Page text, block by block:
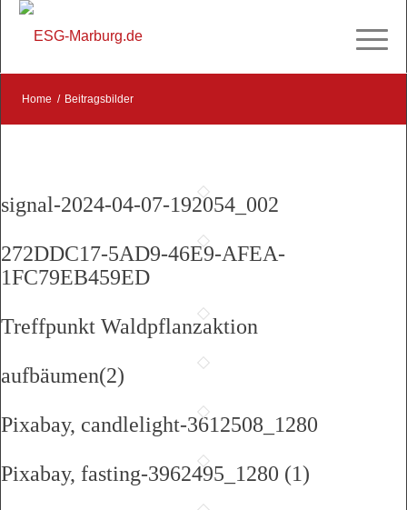
Home / Beitragsbilder
signal-2024-04-07-192054_002
272DDC17-5AD9-46E9-AFEA-
1FC79EB459ED
Treffpunkt Waldpflanzaktion
aufbäumen(2)
Pixabay, candlelight-3612508_1280
Pixabay, fasting-3962495_1280 (1)